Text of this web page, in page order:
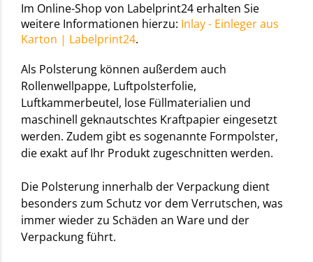
Im Online-Shop von Labelprint24 erhalten Sie
weitere Informationen hierzu: Inlay - Einleger aus
Karton | Labelprint24.
Als Polsterung können außerdem auch
Rollenwellpappe, Luftpolsterfolie,
Luftkammerbeutel, lose Füllmaterialien und
maschinell geknautschtes Kraftpapier eingesetzt
werden. Zudem gibt es sogenannte Formpolster,
die exakt auf Ihr Produkt zugeschnitten werden.
Die Polsterung innerhalb der Verpackung dient
besonders zum Schutz vor dem Verrutschen, was
immer wieder zu Schäden an Ware und der
Verpackung führt.